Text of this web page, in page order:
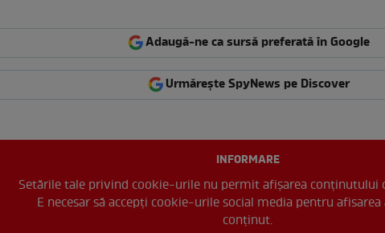
Adaugă-ne ca sursă preferată în Google
Urmărește SpyNews pe Discover
INFORMARE
Setările tale privind cookie-urile nu permit afișarea conținutului
E necesar să accepți cookie-urile social media pentru
conținut.